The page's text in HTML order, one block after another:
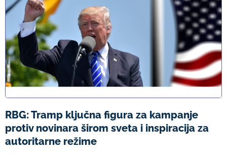
RBG: Tramp ključna figura za kampanje
protiv novinara širom sveta i inspiracija za
autoritarne režime